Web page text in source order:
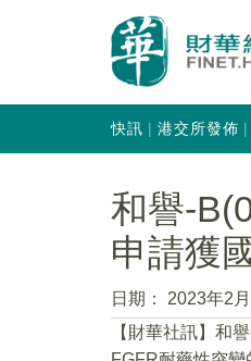
快訊 港交所發佈
和譽-
申請獲
日期：
2023年2
【財華社訊】和